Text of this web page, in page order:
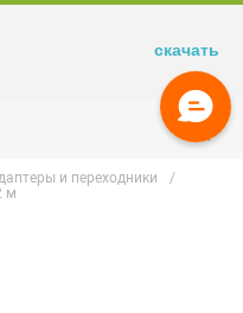
и переходники
м
скачать